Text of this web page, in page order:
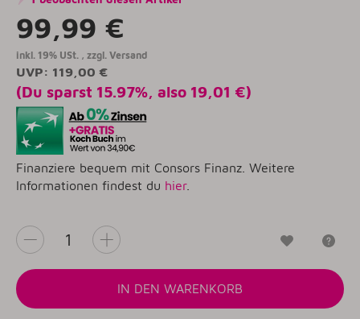
99,99 €
inkl. 19% USt. , zzgl. Versand
UVP: 119,00 €
(Du sparst 15.97%, also 19,01 €)
Finanziere bequem mit Consors Finanz. Weitere
Informationen findest du hier.
IN DEN WARENKORB